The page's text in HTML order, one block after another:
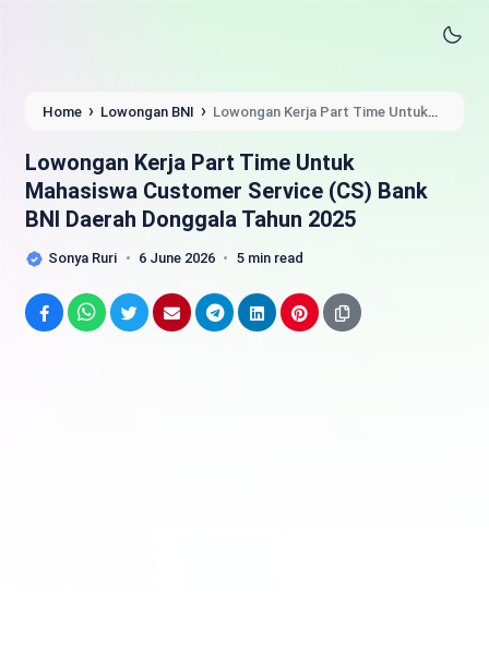
Home › Lowongan BNI › Lowongan Kerja Part Time Untuk
Tahun 2025
Lowongan Kerja Part Time Untuk
Mahasiswa Customer Service (CS) Bank
BNI Daerah Donggala Tahun 2025
Sonya Ruri 6 June 2026 5 min read